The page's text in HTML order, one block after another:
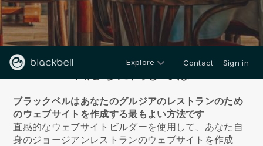
Explore Contact Sign in
ブラックベルはあなたのグルジアのレストランのため
のウェブサイトを作成する最もよい方法です
直感的なウェブサイトビルダーを使用して、あなた自
身のジョージアンレストランのウェブサイトを作成